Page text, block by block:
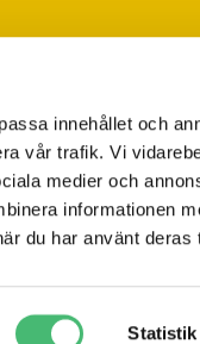
innehållet och
vår trafik. Vi
medier och
informationen
du har använt deras
Statistik
2025 Stockholms Skrivbyrå /